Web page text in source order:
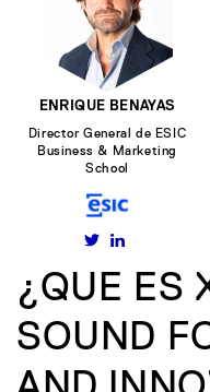
ENRIQUE BENAYAS
Director General de ESIC
Business & Marketing
School
¿QUE ES
SOUND